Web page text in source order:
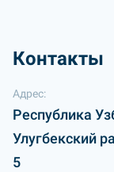
Контакты
Адрес:
Республика
Улугбекский
5